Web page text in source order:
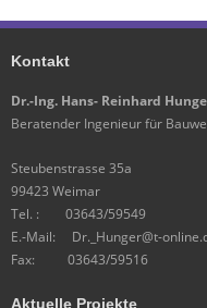
Kontakt
Dr.-Ing. Hans- Reinhard
Beratender Ingenieur für
Steubenstrasse 35a
99423 Weimar
Tel. : 03643/59549
E.-Mail: Dr._Hunger@t-
Fax: 03643/59516
Aktuelle Projekte